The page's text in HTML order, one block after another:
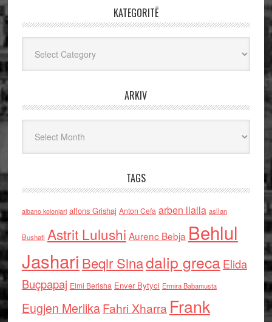
KATEGORITË
ARKIV
TAGS
albano kolonjari alfons Grishaj Anton Cefa arben llalla asllan
Bushati Astrit Lulushi Aurenc Bebja Behlul
Jashari Beqir Sinadalip grecaElida
Buçpapaj Elmi Berisha Enver Bytyci Ermira Babamusta
Eugjen MerlikaFahri Xharra Frank